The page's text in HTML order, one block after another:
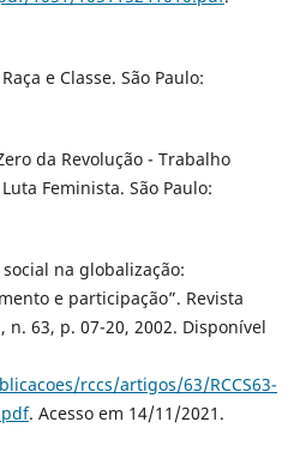
e Classe. São Paulo:
da Revolução - Trabalho
Feminista. São Paulo:
social na globalização:
e participação”. Revista
n. 63, p. 07-20, 2002. Disponível
rccs/artigos/63/RCCS63-
. Acesso em 14/11/2021.